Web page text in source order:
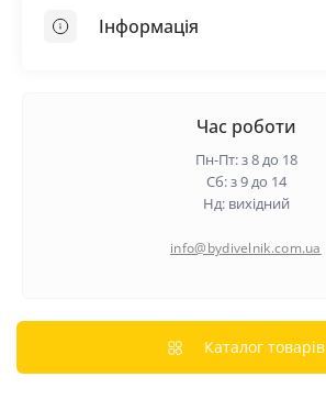
Самовирівнююча суміш
Інформація
Гарантія та повернення
Політика конфіденційності
Час роботи
Пн-Пт: з 8 до 18
Сб: з 9 до 14
Нд: вихідний
info@bydivelnik.com.ua
Каталог товарів